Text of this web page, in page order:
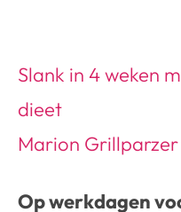
Slank in 4 weken
dieet
Marion Grillparzer
Op werkdagen